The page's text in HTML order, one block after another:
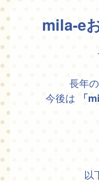
mila-e
長年
今後は
「
以